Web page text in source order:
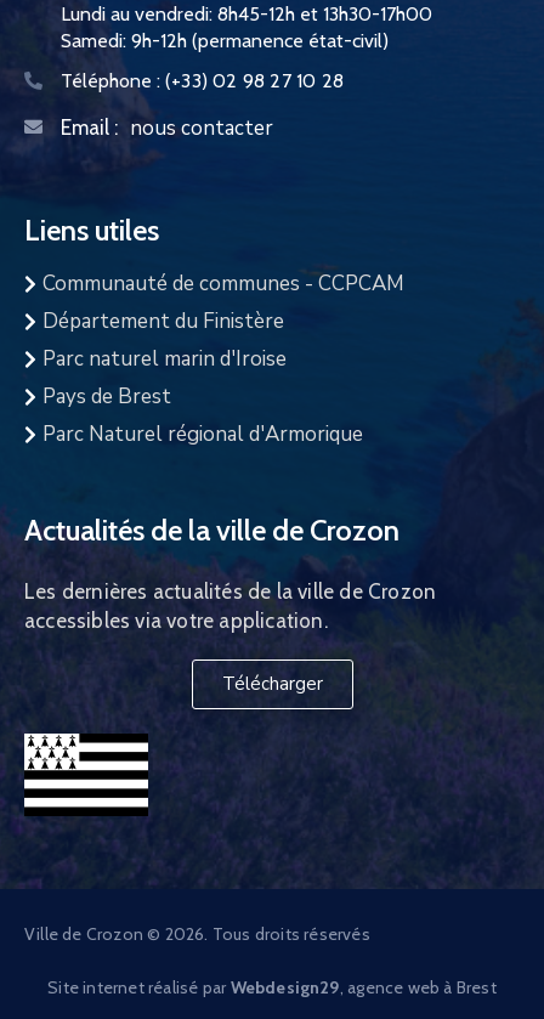
Lundi au vendredi: 8h45-12h et 13h30-17h00
Samedi: 9h-12h (permanence état-civil)
Téléphone : (+33) 02 98 27 10 28
Email : nous contacter
Liens utiles
Communauté de communes - CCPCAM
Département du Finistère
Parc naturel marin d'Iroise
Pays de Brest
Parc Naturel régional d'Armorique
Actualités de la ville de Crozon
Les dernières actualités de la ville de Crozon
accessibles via votre application.
Télécharger
Ville de Crozon © 2026. Tous droits réservés
Site internet réalisé par Webdesign29 , agence web à Brest